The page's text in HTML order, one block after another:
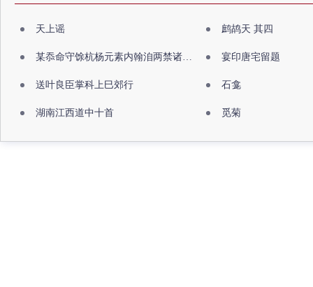
天上谣 鹧鸪天 其四
某忝命守馀杭杨元素内翰洎两禁诸公出祖佛寺 宴印唐宅留题
送叶良臣掌科上巳郊行 石龛
湖南江西道中十首 觅菊